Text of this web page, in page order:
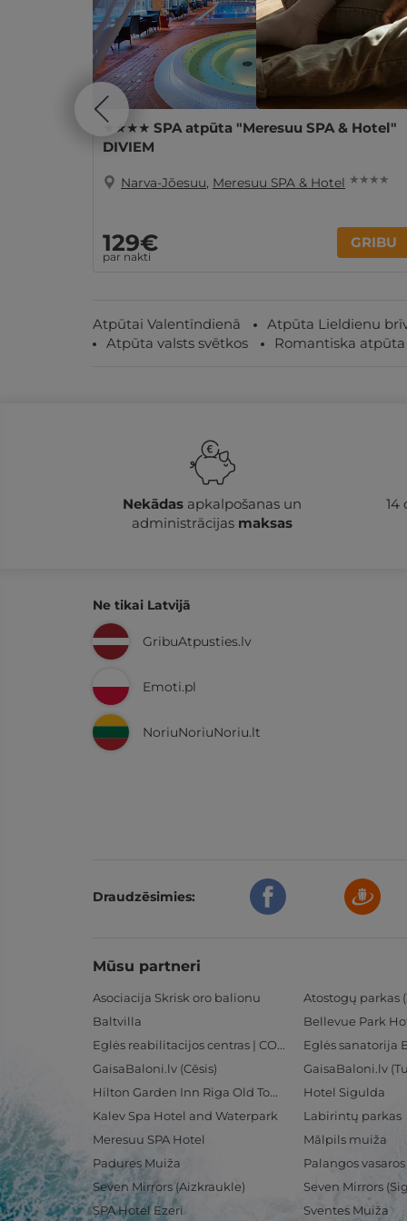
★★★★ SPA atpūta "Meresuu SPA & Hotel"
DIVIEM
Narva-Jõesuu, Meresuu SPA & Hotel ★ ★ ★ ★
129€
par nakti
GRIBU
Atpūtai Valentīndienā Atpūta Lieldienu
Atpūta valsts svētkos
Romantiska
Nekādasapkalpošanas un
administrācijas maksas
14
Ne tikai Latvijā
GribuAtpusties.lv
Emoti.pl
NoriuNoriuNoriu.lt
Draudzēsimies:
Mūsu partneri
Asociacija Skrisk oro balionu Atostogų parkas
Baltvilla
Bellevue Park
Eglės reabilitacijos centras | CORE
Eglės sanatorija
GaisaBaloni.lv (Cēsis)
GaisaBaloni.lv
Hilton Garden Inn Riga Old Town
Hotel Sigulda
Kalev Spa Hotel and Waterpark
Labirintų parkas
Meresuu SPA Hotel
Mālpils muiža
Padures Muiža
Palangos
Seven Mirrors (Aizkraukle)
Seven Mirrors
SPA Hotel Ezeri
Sventes Muiža